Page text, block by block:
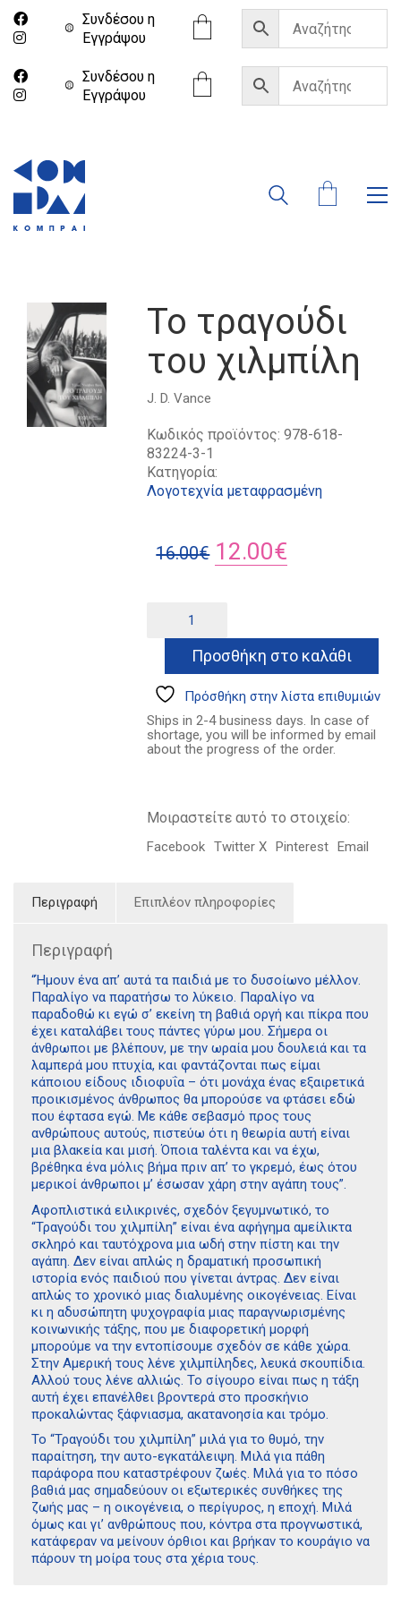
Συνδέσου η
Eγγράψου
Συνδέσου η
Eγγράψου
Το τραγούδι
του χιλμπίλη
J. D. Vance
Κωδικός προϊόντος:978-618-
83224-3-1
Κατηγορία:
Λογοτεχνία μεταφρασμένη
16.00€ Original
16.00€.
12.00€
είναι:
12.00€.
τραγούδι
του
χιλμπίλη
ποσότητα
Προσθήκη στο καλάθι
Πρόσθήκη στην λίστα επιθυμιών
Ships in 2-4 business days. In case of
shortage, you will be informed by email
about the progress of the order.
Μοιραστείτε αυτό το στοιχείο:
Facebook Twitter X Pinterest Email
Περιγραφή Επιπλέον πληροφορίες
Περιγραφή
“Ήμουν ένα απ’ αυτά τα παιδιά με το δυσοίωνο μέλλον.
Παραλίγο να παρατήσω το λύκειο. Παραλίγο να
παραδοθώ κι εγώ σ’ εκείνη τη βαθιά οργή και πίκρα που
έχει καταλάβει τους πάντες γύρω μου. Σήμερα οι
άνθρωποι με βλέπουν, με την ωραία μου δουλειά και τα
λαμπερά μου πτυχία, και φαντάζονται πως είμαι
κάποιου είδους ιδιοφυΐα – ότι μονάχα ένας εξαιρετικά
προικισμένος άνθρωπος θα μπορούσε να φτάσει εδώ
που έφτασα εγώ. Με κάθε σεβασμό προς τους
ανθρώπους αυτούς, πιστεύω ότι η θεωρία αυτή είναι
μια βλακεία και μισή. Όποια ταλέντα και να έχω,
βρέθηκα ένα μόλις βήμα πριν απ’ το γκρεμό, έως ότου
μερικοί άνθρωποι μ’ έσωσαν χάρη στην αγάπη τους”.
Αφοπλιστικά ειλικρινές, σχεδόν ξεγυμνωτικό, το
“Τραγούδι του χιλμπίλη” είναι ένα αφήγημα αμείλικτα
σκληρό και ταυτόχρονα μια ωδή στην πίστη και την
αγάπη. Δεν είναι απλώς η δραματική προσωπική
ιστορία ενός παιδιού που γίνεται άντρας. Δεν είναι
απλώς το χρονικό μιας διαλυμένης οικογένειας. Είναι
κι η αδυσώπητη ψυχογραφία μιας παραγνωρισμένης
κοινωνικής τάξης, που με διαφορετική μορφή
μπορούμε να την εντοπίσουμε σχεδόν σε κάθε χώρα.
Στην Αμερική τους λένε χιλμπίληδες, λευκά σκουπίδια.
Αλλού τους λένε αλλιώς. Το σίγουρο είναι πως η τάξη
αυτή έχει επανέλθει βροντερά στο προσκήνιο
προκαλώντας ξάφνιασμα, ακατανοησία και τρόμο.
Το “Τραγούδι του χιλμπίλη” μιλά για το θυμό, την
παραίτηση, την αυτο-εγκατάλειψη. Μιλά για πάθη
παράφορα που καταστρέφουν ζωές. Μιλά για το πόσο
βαθιά μας σημαδεύουν οι εξωτερικές συνθήκες της
ζωής μας – η οικογένεια, ο περίγυρος, η εποχή. Μιλά
όμως και γι’ ανθρώπους που, κόντρα στα προγνωστικά,
κατάφεραν να μείνουν όρθιοι και βρήκαν το κουράγιο να
πάρουν τη μοίρα τους στα χέρια τους.
Διδότου 34, Αθήνα 106 80